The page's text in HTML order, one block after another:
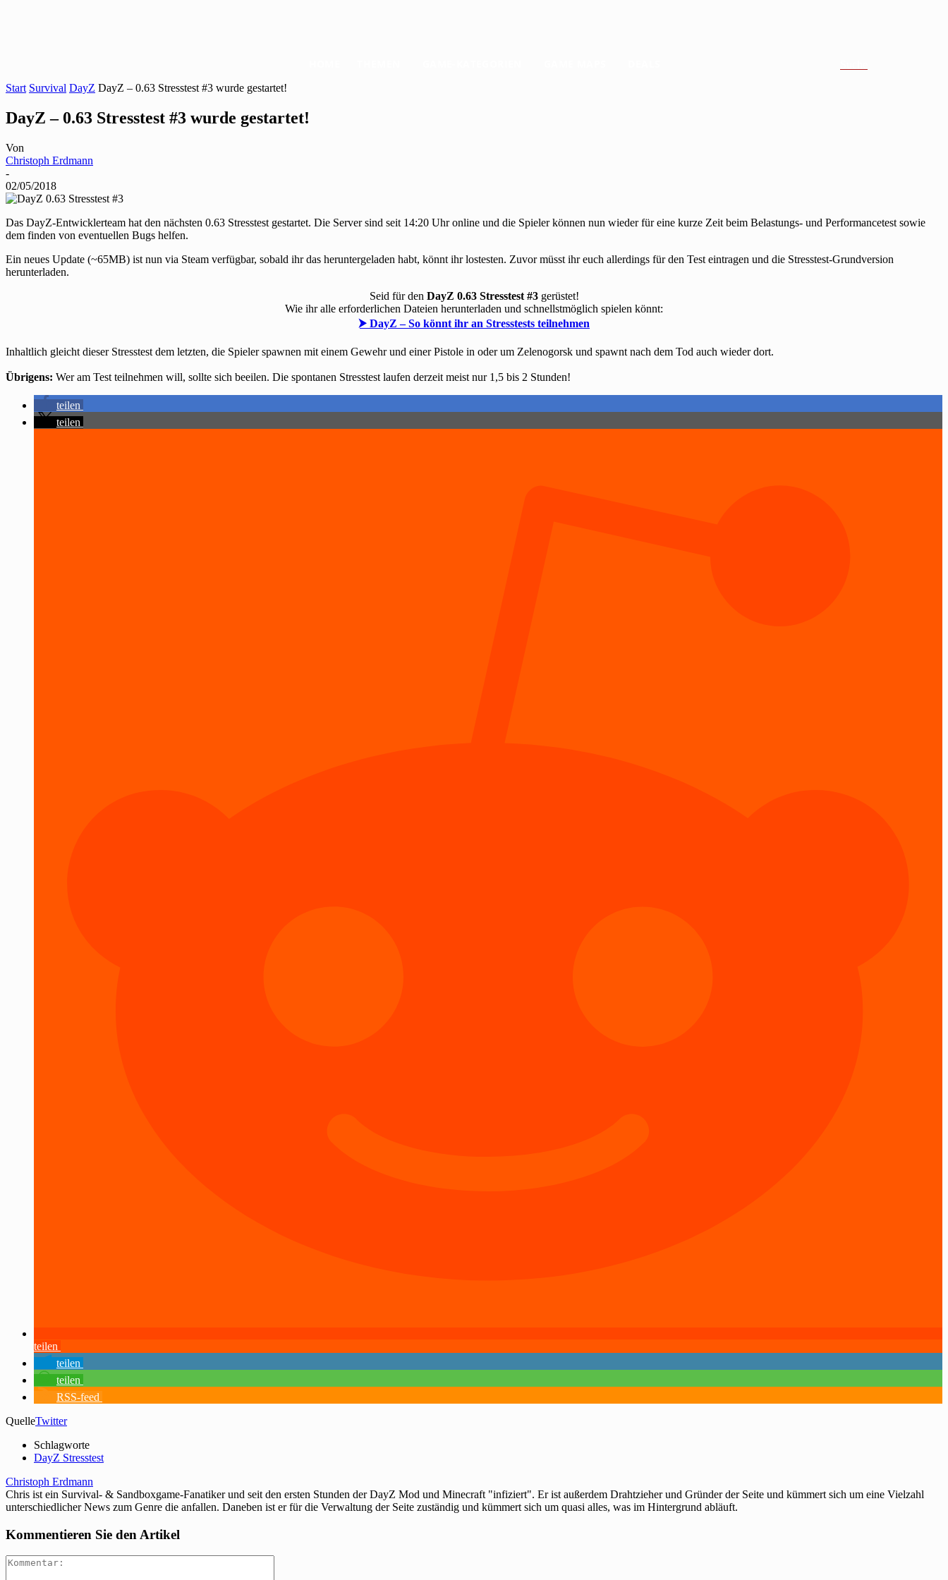
Start Survival DayZ DayZ – 0.63 Stresstest #3 wurde gestartet!
DayZ – 0.63 Stresstest #3 wurde gestartet!
Von
Christoph Erdmann
-
02/05/2018
Das DayZ-Entwicklerteam hat den nächsten 0.63 Stresstest gestartet. Die Server sind seit 14:20 Uhr online und die Spieler können nun wieder für eine kurze Zeit beim Belastungs- und Performancetest sowie
dem finden von eventuellen Bugs helfen.
Ein neues Update (~65MB) ist nun via Steam verfügbar, sobald ihr das heruntergeladen habt, könnt ihr lostesten. Zuvor müsst ihr euch allerdings für den Test eintragen und die Stresstest-Grundversion
herunterladen.
Seid für den DayZ 0.63 Stresstest #3gerüstet!
Wie ihr alle erforderlichen Dateien herunterladen und schnellstmöglich spielen könnt:
⮞ DayZ – So könnt ihr an Stresstests teilnehmen
Inhaltlich gleicht dieser Stresstest dem letzten, die Spieler spawnen mit einem Gewehr und einer Pistole in oder um Zelenogorsk und spawnt nach dem Tod auch wieder dort.
Übrigens: Wer am Test teilnehmen will, sollte sich beeilen. Die spontanen Stresstest laufen derzeit meist nur 1,5 bis 2 Stunden!
teilen
teilen
teilen
teilen
teilen
RSS-feed
QuelleTwitter
Schlagworte
DayZ Stresstest
Christoph Erdmann
Chris ist ein Survival- & Sandboxgame-Fanatiker und seit den ersten Stunden der DayZ Mod und Minecraft "infiziert". Er ist außerdem Drahtzieher und Gründer der Seite und kümmert sich um eine Vielzahl
unterschiedlicher News zum Genre die anfallen. Daneben ist er für die Verwaltung der Seite zuständig und kümmert sich um quasi alles, was im Hintergrund abläuft.
Kommentieren Sie den Artikel